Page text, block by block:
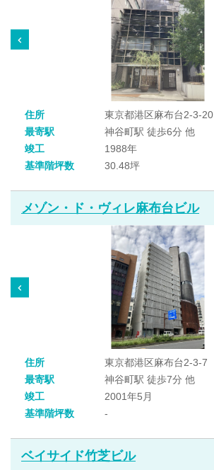
住所
東京都港区麻布台2-3-20
最寄駅
神谷町駅 徒歩6分 他
竣工
1988年
基準階坪数
30.48坪
メゾン・ド・ヴィレ麻布台ビル
住所
東京都港区麻布台2-3-7
最寄駅
神谷町駅 徒歩7分 他
竣工
2001年5月
基準階坪数
-
ベイサイド竹芝ビル